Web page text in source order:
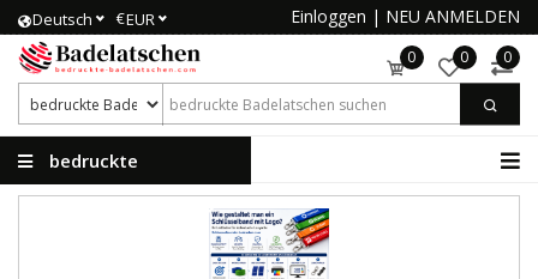
Deutsch €EUR Einloggen | NEU ANMELDEN
0 0 0
bedruckte